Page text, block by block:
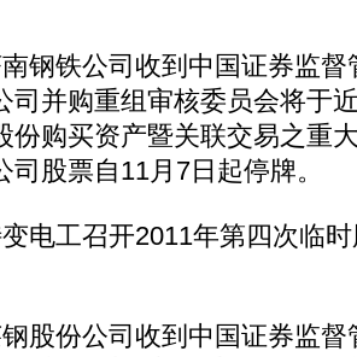
铁公司收到中国证券监督
司并购重组审核委员会将于
份购买资产暨关联交易之重
股票自11月7日起停牌。
工召开2011年第四次临时
份公司收到中国证券监督